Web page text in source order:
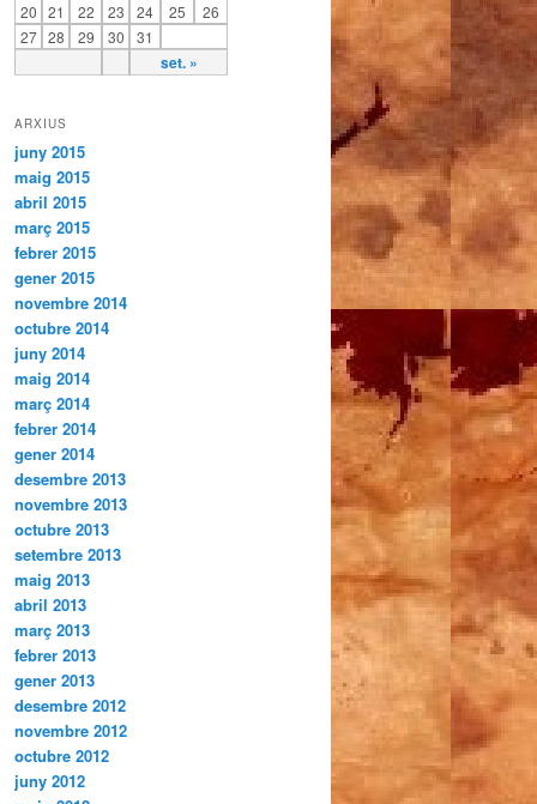
set. »
20 21 22 23 24 25
26
27 28 29 30 31
ARXIUS
juny 2015
maig 2015
abril 2015
març 2015
febrer 2015
gener 2015
novembre 2014
octubre 2014
juny 2014
maig 2014
març 2014
febrer 2014
gener 2014
desembre 2013
novembre 2013
octubre 2013
setembre 2013
maig 2013
abril 2013
març 2013
febrer 2013
gener 2013
desembre 2012
novembre 2012
octubre 2012
juny 2012